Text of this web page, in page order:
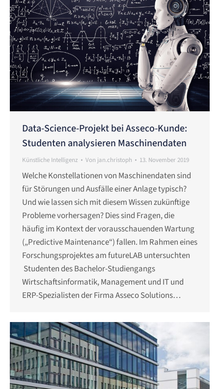
Data-Science-Projekt bei Asseco-Kunde:
Studenten analysieren Maschinendaten
Künstliche Intelligenz Von jan.christoph 13. November 2019
Welche Konstellationen von Maschinendaten sind
für Störungen und Ausfälle einer Anlage typisch?
Und wie lassen sich mit diesem Wissen zukünftige
Probleme vorhersagen? Dies sind Fragen, die
häufig im Kontext der vorausschauenden Wartung
(„Predictive Maintenance“) fallen. Im Rahmen eines
Forschungsprojektes am futureLAB untersuchten
Studenten des Bachelor-Studiengangs
Wirtschaftsinformatik, Management und IT und
ERP-Spezialisten der Firma Asseco Solutions…